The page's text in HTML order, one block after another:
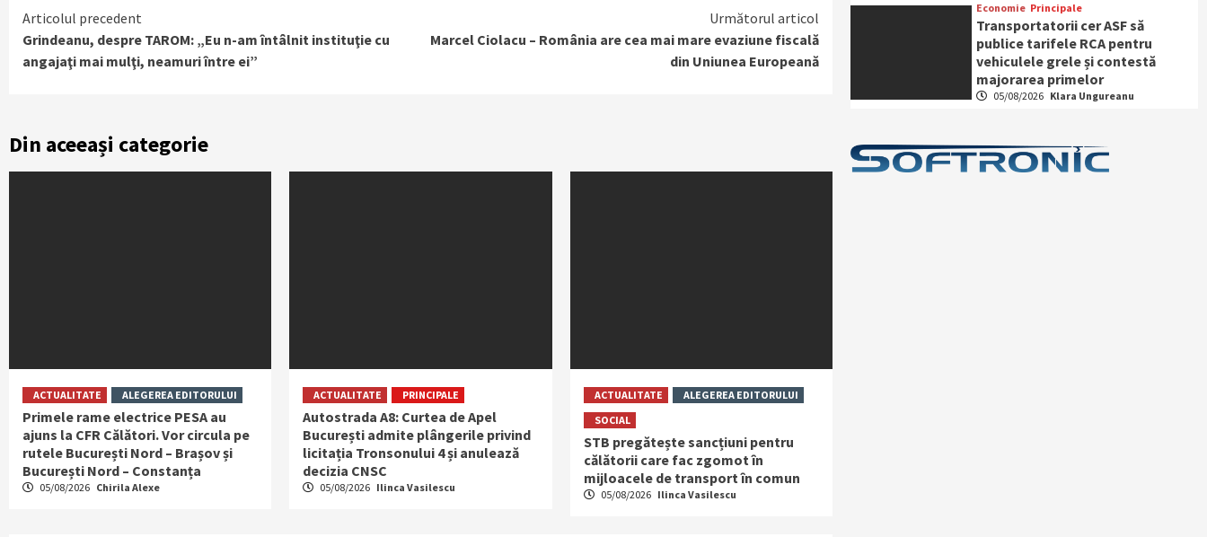
Continue
Reading
Articolul precedent
Grindeanu, despre TAROM: „Eu n-am întâlnit instituţie cu
angajaţi mai mulţi, neamuri între ei”
Următorul articol
Marcel Ciolacu – România are cea mai mare evaziune fiscală
din Uniunea Europeană
Din aceeași categorie
ACTUALITATE ALEGEREA EDITORULUI
Primele rame electrice PESA au
ajuns la CFR Călători. Vor circula pe
rutele București Nord – Brașov și
București Nord – Constanța
05/08/2026 Chirila Alexe
ACTUALITATE PRINCIPALE
Autostrada A8: Curtea de Apel
București admite plângerile privind
licitația Tronsonului 4 și anulează
decizia CNSC
05/08/2026 Ilinca Vasilescu
ACTUALITATE
ALEGEREA EDITORULUI
SOCIAL
STB pregătește sancțiuni pentru
călătorii care fac zgomot în
mijloacele de transport în comun
05/08/2026 Ilinca Vasilescu
Economie Principale
Transportatorii cer ASF să
publice tarifele RCA pentru
vehiculele grele și contestă
majorarea primelor
05/08/2026 Klara Ungureanu